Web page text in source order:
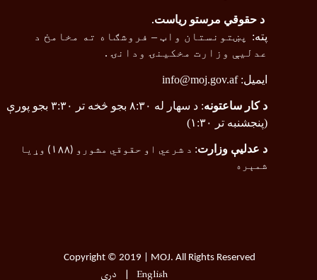
د حقوقي مرستو ریاست.
پته: پښتونستان واټ – فروشګاه ته مخامخ د
عدلیې وزارت مخکینۍ ودانۍ .
ایمیل:info@moj.gov.af
د کار ساعتونه
: د سهار له ۸:۳۰ بجو څخه تر ۳:۳۰ بجو پورې
(پنجشنبه تر ۱:۳۰)
د عدلیې وزارت: د شرعي او حقوقي مشورو (۱۸۸ ) وړیا
شمېره
Copyright © 2019 | MOJ. All Rights Reserved
English دری